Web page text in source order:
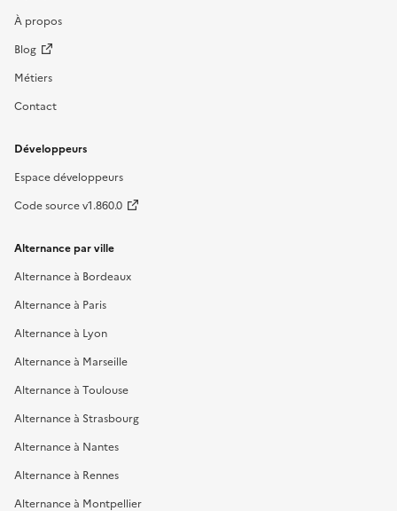
À propos
Blog
Métiers
Contact
Développeurs
Espace développeurs
Code source v1.860.0
Alternance par ville
Alternance à Bordeaux
Alternance à Paris
Alternance à Lyon
Alternance à Marseille
Alternance à Toulouse
Alternance à Strasbourg
Alternance à Nantes
Alternance à Rennes
Alternance à Montpellier